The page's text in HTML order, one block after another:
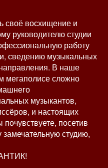
своё восхищение и
руководителю студии
работу
сведению музыкальных
В наше
мегаполисе сложно
музыкантов,
и настоящих
посетив
студию,